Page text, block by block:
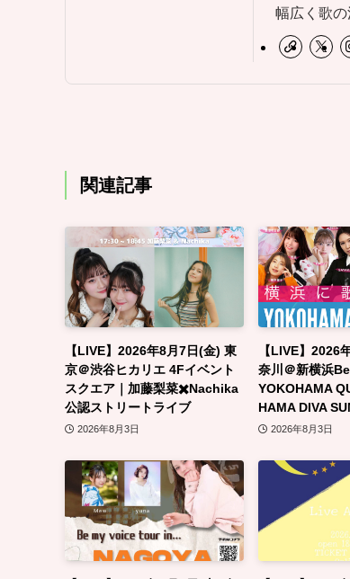
幅広く歌の
関連記事
【LIVE】2026年8月7日(金) 東
京＠渋谷ヒカリエ 4Fイベント
スクエア｜加藤梨菜✖️Nachika
公認ストリートライブ
2026年8月3日
【LIVE】2026
奈川＠新横浜
YOKOHAMA
HAMA DIVA
2026年8月3日